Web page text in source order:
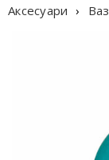
Аксесуари ›